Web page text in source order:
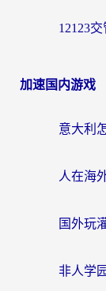
加速国内游戏